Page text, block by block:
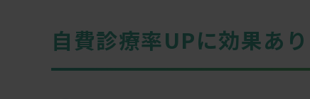
自費診療率UPに効果あ